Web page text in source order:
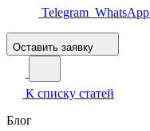
Telegram WhatsApp
Оставить заявку
К списку статей
Блог